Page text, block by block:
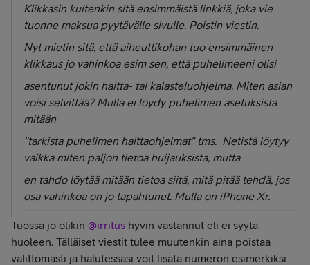
Klikkasin kuitenkin sitä ensimmäistä linkkiä, joka vie
tuonne maksua pyytävälle sivulle. Poistin viestin.
Nyt mietin sitä, että aiheuttikohan tuo ensimmäinen
klikkaus jo vahinkoa esim sen, että puhelimeeni olisi
asentunut jokin haitta- tai kalasteluohjelma. Miten asian
voisi selvittää? Mulla ei löydy puhelimen asetuksista
mitään
"tarkista puhelimen haittaohjelmat" tms. Netistä löytyy
vaikka miten paljon tietoa huijauksista, mutta
en tahdo löytää mitään tietoa siitä, mitä pitää tehdä, jos
osa vahinkoa on jo tapahtunut. Mulla on iPhone Xr.
Tuossa jo olikin @irritus hyvin vastannut eli ei syytä
huoleen. Tälläiset viestit tulee muutenkin aina poistaa
välittömästi ja halutessasi voit lisätä numeron esimerkiksi